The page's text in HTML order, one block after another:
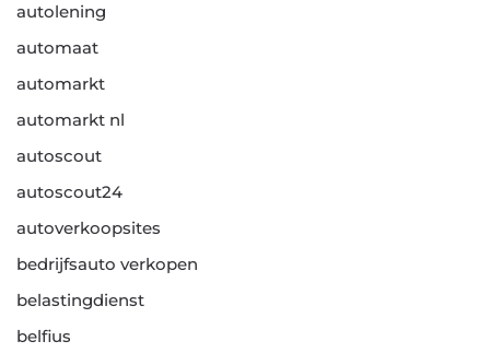
autolening
automaat
automarkt
automarkt nl
autoscout
autoscout24
autoverkoopsites
bedrijfsauto verkopen
belastingdienst
belfius